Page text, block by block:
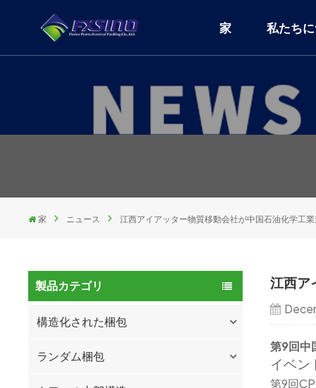
家 私たち
家 ニュース 江西アイアッター物質移動会社が中国石油化学工
製品カテゴリ
構造化された梱包
ランダム梱包
江西ア
第9回中
イベン
第9回